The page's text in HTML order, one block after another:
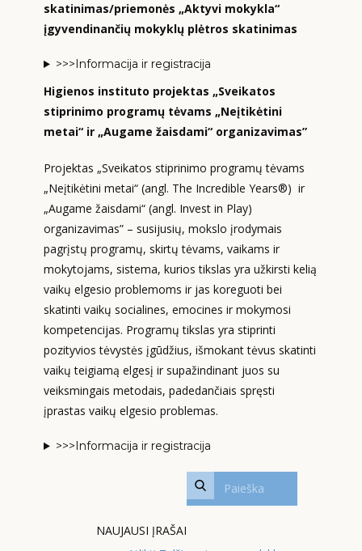
skatinimas/priemonės „Aktyvi mokykla“
įgyvendinančių mokyklų plėtros skatinimas
>>>Informacija ir registracija
Higienos instituto projektas „Sveikatos
stiprinimo programų tėvams „Neįtikėtini
metai“ ir „Augame žaisdami“ organizavimas”
Projektas „Sveikatos stiprinimo programų tėvams
„Neįtikėtini metai“ (angl. The Incredible Years®) ir
„Augame žaisdami“ (angl. Invest in Play)
organizavimas” – susijusių, mokslo įrodymais
pagrįstų programų, skirtų tėvams, vaikams ir
mokytojams, sistema, kurios tikslas yra užkirsti kelią
vaikų elgesio problemoms ir jas koreguoti bei
skatinti vaikų socialines, emocines ir mokymosi
kompetencijas. Programų tikslas yra stiprinti
pozityvios tėvystės įgūdžius, išmokant tėvus skatinti
vaikų teigiamą elgesį ir supažindinant juos su
veiksmingais metodais, padedančiais spręsti
įprastas vaikų elgesio problemas.
>>>Informacija ir registracija
NAUJAUSI ĮRAŠAI